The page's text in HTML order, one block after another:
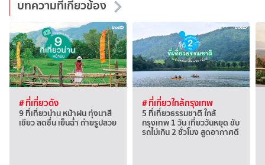
บทความที่เกี่ยวข้อง
# ที่เที่ยวดัง
9 ที่เที่ยวน่าน หน้าฝน ทุ่งนาสี
เขียว สดชื่น เย็นฉ่ำ ถ่ายรูปสวย
# ที่เที่ยวใกล้กรุงเทพ
5 ที่เที่ยวธรรมชาติ ใกล้
กรุงเทพ 1 วัน เที่ยววันหยุด ขับ
รถไม่เกิน 2 ชั่วโมง สูดอากาศดี